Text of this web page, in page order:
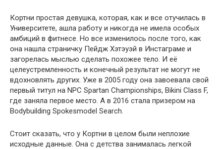
Кортни простая девушка, которая, как и все отучилась в
Университете, ашла работу и никогда не имела особых
амбиций в фитнесе. Но все изменилось после того, как
она нашла страничку Пейдж Хэтэуэй в Инстаграме и
загорелась мыслью сделать похожее тело. И её
целеустремленность и конечный результат не могут не
вдохновлять других. Уже в 2005 году она завоевала свой
первый титул на NPC Spartan Championships, Bikini Class F,
где заняла первое место. А в 2016 стала призером на
Bodybuilding Spokesmodel Search.
Стоит сказать, что у Кортни в целом были неплохие
исходные данные. Она с детства занималась легкой